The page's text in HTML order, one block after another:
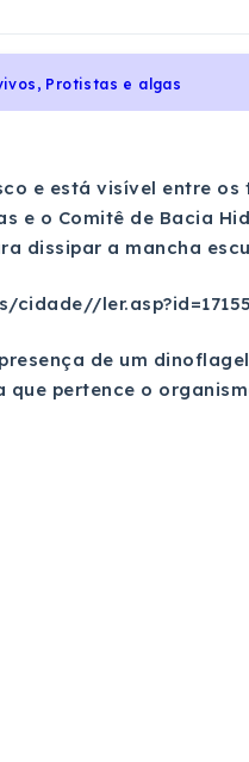
Protistas e algas
e está visível entre
e o Comitê de Bacia
dissipar a mancha
de um
pertence o